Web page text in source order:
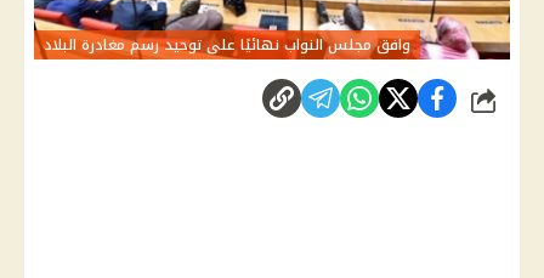
وافق مجلس النواب نهائيًا على توحيد رسم مغادرة البلاد
شارك